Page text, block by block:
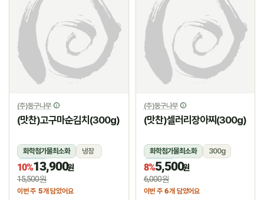
(주)둥구나무
(맛찬)고구마순김치(300g)
화학첨가물최소화
냉장
냉장
10%13,900원
15,500원
이번 주 5개 담았어요
(주)둥구나무
(맛찬)셀러리장아찌(300g)
화학첨가물최소화
300g
냉장
8%5,500원
6,000원
이번 주 6개 담았어요